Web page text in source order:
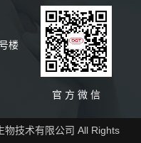
楼
官 方 微 信
技术有限公司 All Rights